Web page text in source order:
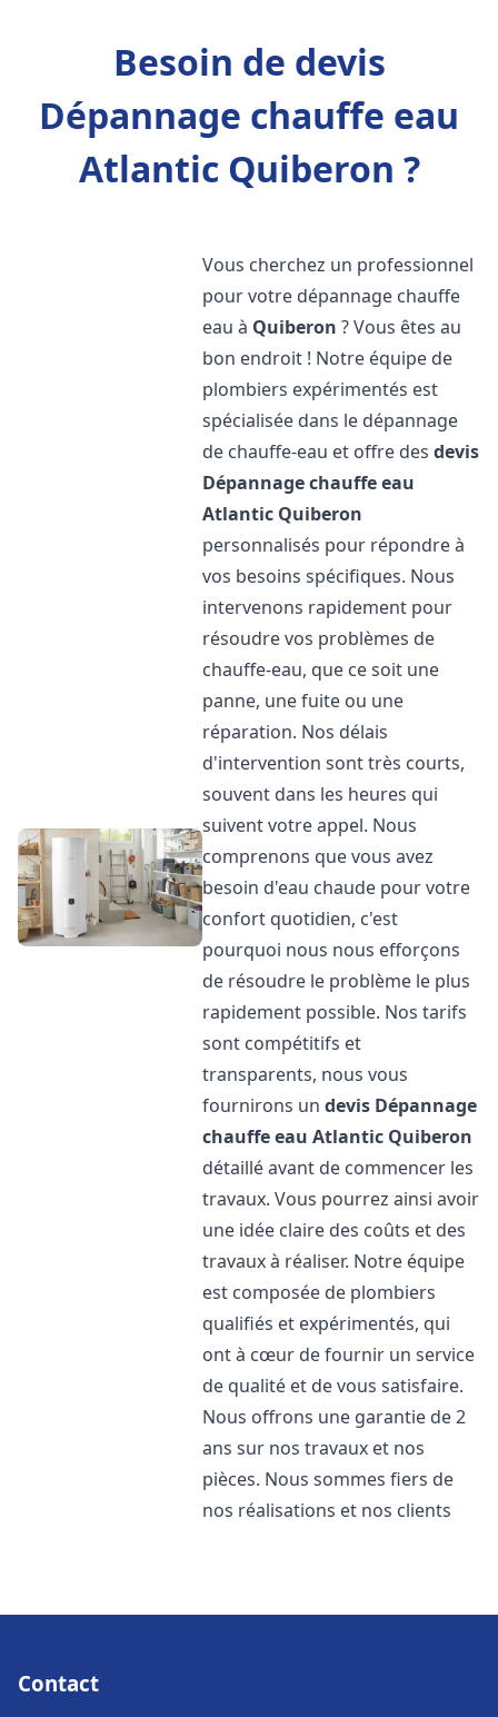
Besoin de devis
Dépannage chauffe eau
Atlantic Quiberon ?
Vous cherchez un professionnel
pour votre dépannage chauffe
eau à Quiberon ? Vous êtes au
bon endroit ! Notre équipe de
plombiers expérimentés est
spécialisée dans le dépannage
de chauffe-eau et offre desdevis
Dépannage chauffe eau
Atlantic Quiberon
personnalisés pour répondre à
vos besoins spécifiques. Nous
intervenons rapidement pour
résoudre vos problèmes de
chauffe-eau, que ce soit une
panne, une fuite ou une
réparation. Nos délais
d'intervention sont très courts,
souvent dans les heures qui
suivent votre appel. Nous
comprenons que vous avez
besoin d'eau chaude pour votre
confort quotidien, c'est
pourquoi nous nous efforçons
de résoudre le problème le plus
rapidement possible. Nos tarifs
sont compétitifs et
transparents, nous vous
fournirons undevis Dépannage
chauffe eau Atlantic Quiberon
détaillé avant de commencer les
travaux. Vous pourrez ainsi avoir
une idée claire des coûts et des
travaux à réaliser. Notre équipe
est composée de plombiers
qualifiés et expérimentés, qui
ont à cœur de fournir un service
de qualité et de vous satisfaire.
Nous offrons une garantie de 2
ans sur nos travaux et nos
pièces. Nous sommes fiers de
nos réalisations et nos clients
Contact